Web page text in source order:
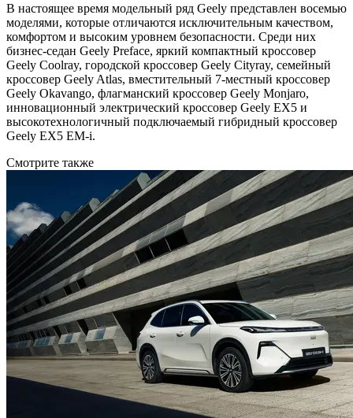
В настоящее время модельный ряд Geely представлен восемью
моделями, которые отличаются исключительным качеством,
комфортом и высоким уровнем безопасности. Среди них
бизнес-седан Geely Preface, яркий компактный кроссовер
Geely Coolray, городской кроссовер Geely Cityray, семейный
кроссовер Geely Atlas, вместительный 7-местный кроссовер
Geely Okavango, флагманский кроссовер Geely Monjaro,
инновационный электрический кроссовер Geely EX5 и
высокотехнологичный подключаемый гибридный кроссовер
Geely EX5 EM-i.
Смотрите также